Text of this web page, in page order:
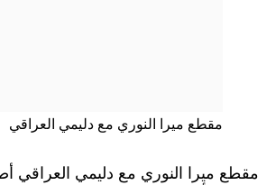
مقطع ميرا النوري مع دليمي العراقي
مقطع ميرا النوري مع دليمي العراقي